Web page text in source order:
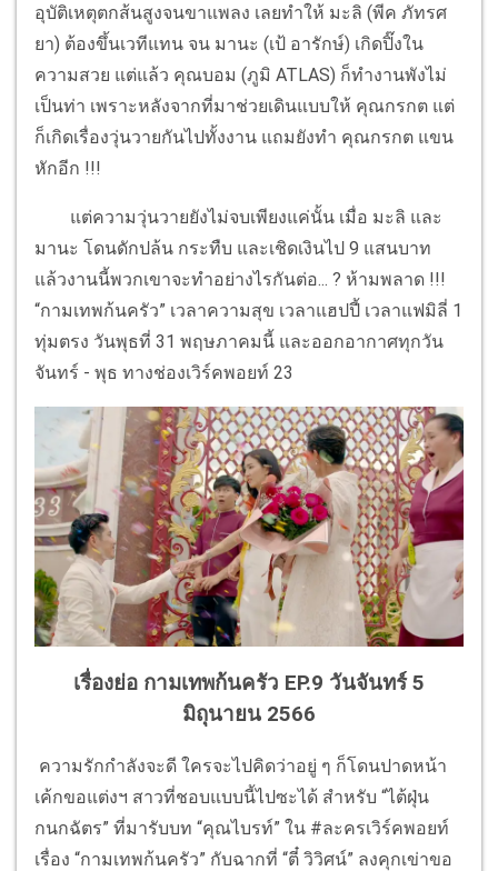
อุบัติเหตุตกส้นสูงจนขาแพลง เลยทำให้ มะลิ (พีค ภัทรศ
ยา) ต้องขึ้นเวทีแทน จน มานะ (เป้ อารักษ์) เกิดปิ๊งใน
ความสวย แต่แล้ว คุณบอม (ภูมิ ATLAS) ก็ทำงานพังไม่
เป็นท่า เพราะหลังจากที่มาช่วยเดินแบบให้ คุณกรกต แต่
ก็เกิดเรื่องวุ่นวายกันไปทั้งงาน แถมยังทำ คุณกรกต แขน
หักอีก !!!
แต่ความวุ่นวายยังไม่จบเพียงแค่นั้น เมื่อ มะลิ และ
มานะ โดนดักปล้น กระทืบ และเชิดเงินไป 9 แสนบาท
แล้วงานนี้พวกเขาจะทำอย่างไรกันต่อ... ? ห้ามพลาด !!!
“กามเทพก้นครัว” เวลาความสุข เวลาแฮปปี้ เวลาแฟมิลี่ 1
ทุ่มตรง วันพุธที่ 31 พฤษภาคมนี้ และออกอากาศทุกวัน
จันทร์ - พุธ ทางช่องเวิร์คพอยท์ 23
เรื่องย่อ กามเทพก้นครัว EP.9 วันจันทร์ 5
มิถุนายน 2566
ความรักกำลังจะดี ใครจะไปคิดว่าอยู่ ๆ ก็โดนปาดหน้า
เค้กขอแต่งฯ สาวที่ชอบแบบนี้ไปซะได้ สำหรับ “ไต้ฝุ่น
กนกฉัตร” ที่มารับบท “คุณไบรท์” ใน #ละครเวิร์คพอยท์
เรื่อง “กามเทพก้นครัว” กับฉากที่ “ตี๋ วิวิศน์” ลงคุกเข่าขอ